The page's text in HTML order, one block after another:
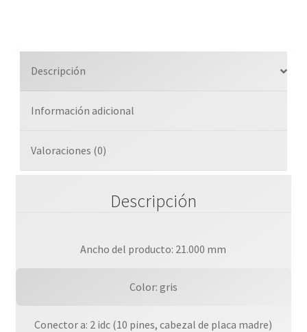
Idc10
Mod.
Descripción
Información adicional
Valoraciones (0)
Descripción
Ancho del producto: 21.000 mm
Color: gris
Conector a: 2 idc (10 pines, cabezal de placa madre)